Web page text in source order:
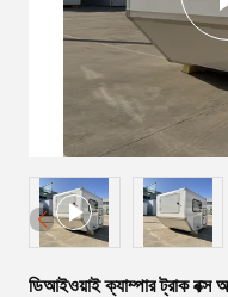
ডিআইওয়াই ক্যাম্পার ট্রাক বক্স